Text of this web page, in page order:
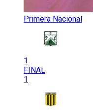
Primera Nacional
1
FINAL
1